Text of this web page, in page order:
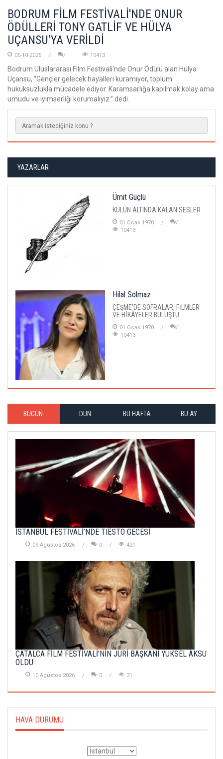
BODRUM FİLM FESTİVALİ'NDE ONUR
ÖDÜLLERİ TONY GATLİF VE HÜLYA
UÇANSU’YA VERİLDİ
05-10-2025 10413
Bodrum Uluslararası Film Festivali’nde Onur Ödülü alan Hülya
Uçansu, “Gençler gelecek hayalleri kuramıyor, toplum
hukuksuzlukla mücadele ediyor. Karamsarlığa kapılmak kolay ama
umudu ve iyimserliği korumalıyız.” dedi.
YAZARLAR
Ümit Güçlü
KÜLÜN ALTINDA KALAN SESLER
01 Ocak 1970
10413
Hilal Solmaz
ÇEŞME'DE SOFRALAR, FİLMLER
VE HİKÂYELER BULUŞTU
01 Ocak 1970
10413
BUGÜN DÜN BU HAFTA BU AY
İSTANBUL FESTİVALİ’NDE TIËSTO GECESİ
09 Agustos 2026 0 421
ÇATALCA FİLM FESTİVALİ’NİN JÜRİ BAŞKANI YÜKSEL AKSU
OLDU
10 Agustos 2026 0 31
HAVA DURUMU